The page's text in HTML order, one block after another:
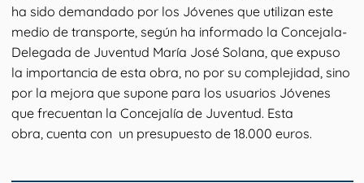
ha sido demandado por los Jóvenes que utilizan este
medio de transporte, según ha informado la Concejala-
Delegada de Juventud María José Solana, que expuso
la importancia de esta obra, no por su complejidad, sino
por la mejora que supone para los usuarios Jóvenes
que frecuentan la Concejalía de Juventud. Esta
obra, cuenta con un presupuesto de 18.000 euros.